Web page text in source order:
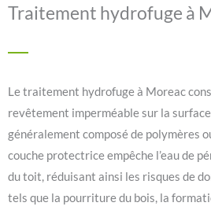
Traitement hydrofuge à
Le traitement hydrofuge à Moreac
revêtement imperméable sur la
généralement composé de polymères
couche protectrice empêche l’eau de
du toit, réduisant ainsi les risques de
tels que la pourriture du bois, la